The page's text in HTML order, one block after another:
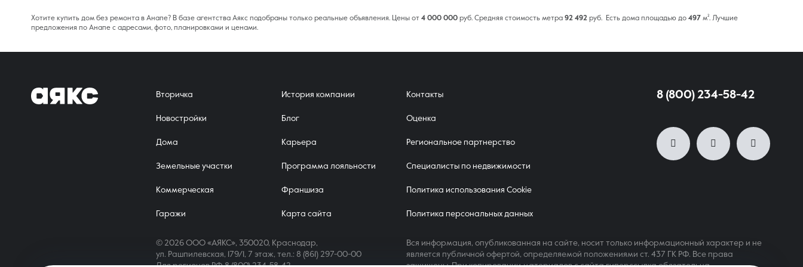
Хотите купить дом без ремонта в Анапе? В базе агентства Аякс подобраны только реальные объявления. Цены от 4 000 000 руб. Средняя стоимость метра 92 492 руб. Есть дома площадью до 497 м². Лучшие
предложения по Анапе с адресами, фото, планировками и ценами.
Вторичка
Новостройки
Дома
Земельные участки
Коммерческая
Гаражи
История компании
Блог
Карьера
Программа лояльности
Франшиза
Карта сайта
Контакты
Оценка
Региональное партнерство
Специалисты по недвижимости
Политика использования Cookie
Политика персональных данных
8 (800) 234-58-42
© 2026 ООО «АЯКС», 350020, Краснодар,
ул. Рашпилевская, 179/1, 7 этаж,тел.: 8 (861) 297-00-00
Вся информация, опубликованная на сайте, носит только информационный характер и не
является публичной офертой, определяемой положениями ст. 437 ГК РФ. Все права